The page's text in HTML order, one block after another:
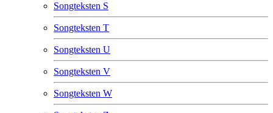
Songteksten S
Songteksten T
Songteksten U
Songteksten V
Songteksten W